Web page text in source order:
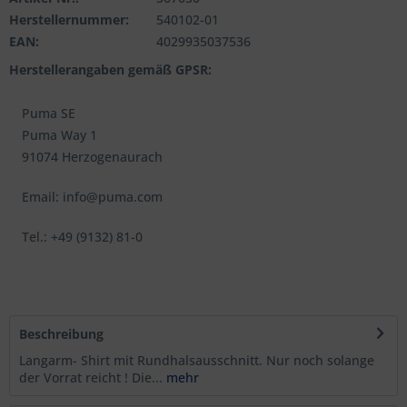
Herstellernummer:
540102-01
EAN:
4029935037536
Herstellerangaben gemäß GPSR:
Puma SE
Puma Way 1
91074 Herzogenaurach
Email: info@puma.com
Tel.: +49 (9132) 81-0
Beschreibung
Langarm- Shirt mit Rundhalsausschnitt. Nur noch solange
der Vorrat reicht ! Die... mehr